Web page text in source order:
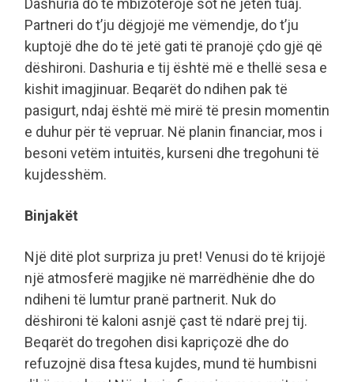
Dashuria do të mbizotërojë sot në jetën tuaj.
Partneri do t’ju dëgjojë me vëmendje, do t’ju
kuptojë dhe do të jetë gati të pranojë çdo gjë që
dëshironi. Dashuria e tij është më e thellë sesa e
kishit imagjinuar. Beqarët do ndihen pak të
pasigurt, ndaj është më mirë të presin momentin
e duhur për të vepruar. Në planin financiar, mos i
besoni vetëm intuitës, kurseni dhe tregohuni të
kujdesshëm.
Binjakët
Një ditë plot surpriza ju pret! Venusi do të krijojë
një atmosferë magjike në marrëdhënie dhe do
ndiheni të lumtur pranë partnerit. Nuk do
dëshironi të kaloni asnjë çast të ndarë prej tij.
Beqarët do tregohen disi kapriçozë dhe do
refuzojnë disa ftesa kujdes, mund të humbisni